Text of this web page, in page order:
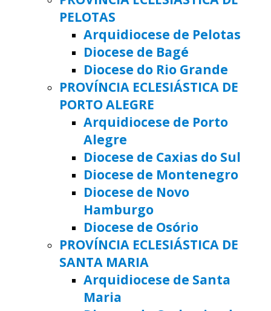
PELOTAS
Arquidiocese de Pelotas
Diocese de Bagé
Diocese do Rio Grande
PROVÍNCIA ECLESIÁSTICA DE
PORTO ALEGRE
Arquidiocese de Porto
Alegre
Diocese de Caxias do Sul
Diocese de Montenegro
Diocese de Novo
Hamburgo
Diocese de Osório
PROVÍNCIA ECLESIÁSTICA DE
SANTA MARIA
Arquidiocese de Santa
Maria